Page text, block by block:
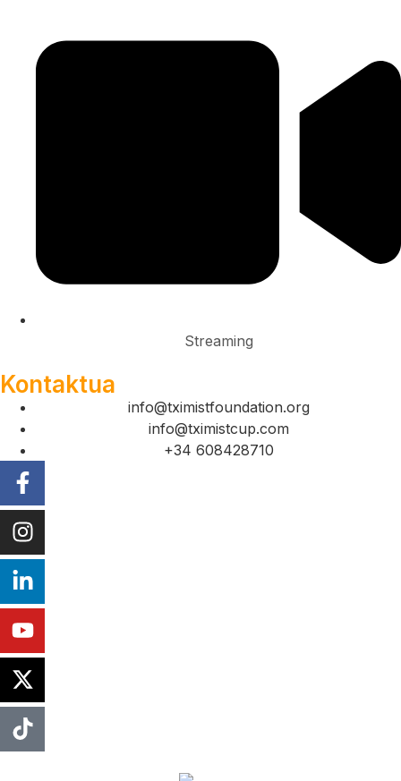
Streaming
Kontaktua
info@tximistfoundation.org
info@tximistcup.com
+34 608428710